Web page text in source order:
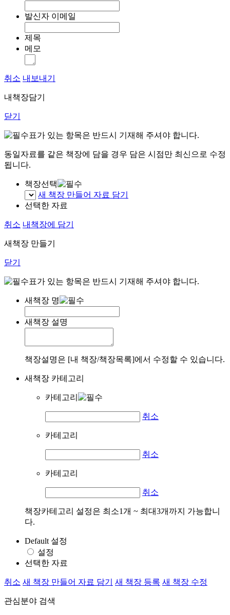
발신자 이메일
제목
메모
취소 내보내기
내책장담기
닫기
표가 있는 항목은 반드시 기재해 주셔야 합니다.
동일자료를 같은 책장에 담을 경우 담은 시점만 최신으로 수정
됩니다.
책장선택
새 책장 만들어 자료 담기
선택한 자료
취소 내책장에 담기
새책장 만들기
닫기
표가 있는 항목은 반드시 기재해 주셔야 합니다.
새책장 명
새책장 설명
책장설명은 [내 책장/책장목록]에서 수정할 수 있습니다.
새책장 카테고리
카테고리
취소
카테고리
취소
카테고리
취소
책장카테고리 설정은 최소1개 ~ 최대3개까지 가능합니
다.
Default 설정
설정
선택한 자료
취소 새 책장 만들어 자료 담기 새 책장 등록 새 책장 수정
관심분야 검색